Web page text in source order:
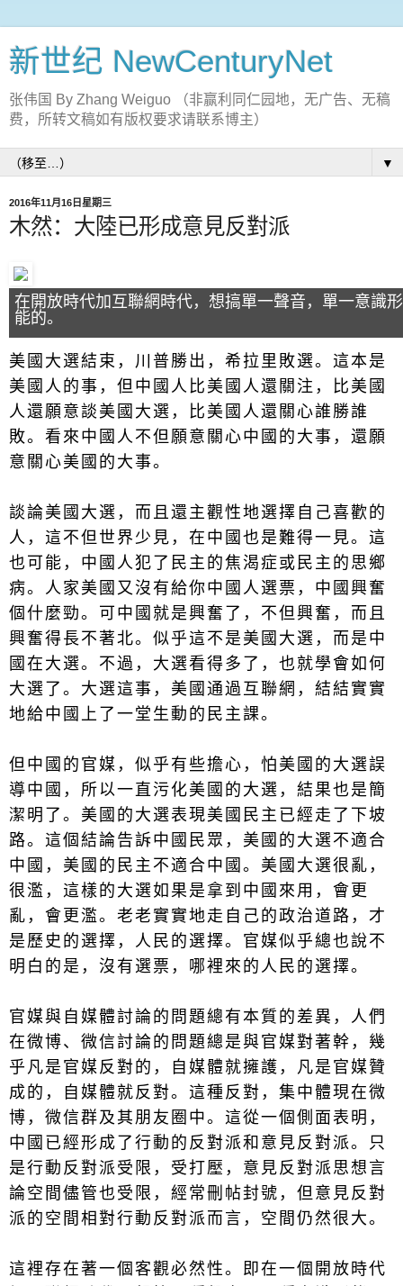
新世纪 NewCenturyNet
张伟国 By Zhang Weiguo （非赢利同仁园地，无广告、无稿
费，所转文稿如有版权要求请联系博主）
▼
2016年11月16日星期三
木然：大陸已形成意見反對派
在開放時代加互聯網時代，想搞單一聲音，單一意識
能的。
美國大選結束，川普勝出，希拉里敗選。這本是
美國人的事，但中國人比美國人還關注，比美國
人還願意談美國大選，比美國人還關心誰勝誰
敗。看來中國人不但願意關心中國的大事，還願
意關心美國的大事。
談論美國大選，而且還主觀性地選擇自己喜歡的
人，這不但世界少見，在中國也是難得一見。這
也可能，中國人犯了民主的焦渴症或民主的思鄉
病。人家美國又沒有給你中國人選票，中國興奮
個什麼勁。可中國就是興奮了，不但興奮，而且
興奮得長不著北。似乎這不是美國大選，而是中
國在大選。不過，大選看得多了，也就學會如何
大選了。大選這事，美國通過互聯網，結結實實
地給中國上了一堂生動的民主課。
但中國的官媒，似乎有些擔心，怕美國的大選誤
導中國，所以一直污化美國的大選，結果也是簡
潔明了。美國的大選表現美國民主已經走了下坡
路。這個結論告訴中國民眾，美國的大選不適合
中國，美國的民主不適合中國。美國大選很亂，
很濫，這樣的大選如果是拿到中國來用，會更
亂，會更濫。老老實實地走自己的政治道路，才
是歷史的選擇，人民的選擇。官媒似乎總也說不
明白的是，沒有選票，哪裡來的人民的選擇。
官媒與自媒體討論的問題總有本質的差異，人們
在微博、微信討論的問題總是與官媒對著幹，幾
乎凡是官媒反對的，自媒體就擁護，凡是官媒贊
成的，自媒體就反對。這種反對，集中體現在微
博，微信群及其朋友圈中。這從一個側面表明，
中國已經形成了行動的反對派和意見反對派。只
是行動反對派受限，受打壓，意見反對派思想言
論空間儘管也受限，經常刪帖封號，但意見反對
派的空間相對行動反對派而言，空間仍然很大。
這裡存在著一個客觀必然性。即在一個開放時代